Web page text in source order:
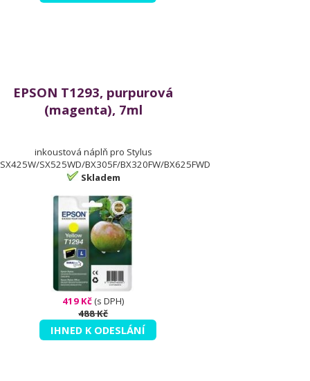
EPSON T1293, purpurová
(magenta), 7ml
inkoustová náplň pro Stylus
SX425W/SX525WD/BX305F/BX320FW/BX625FWD
Skladem
419 Kč(s DPH)
488 Kč
IHNED K ODESLÁNÍ